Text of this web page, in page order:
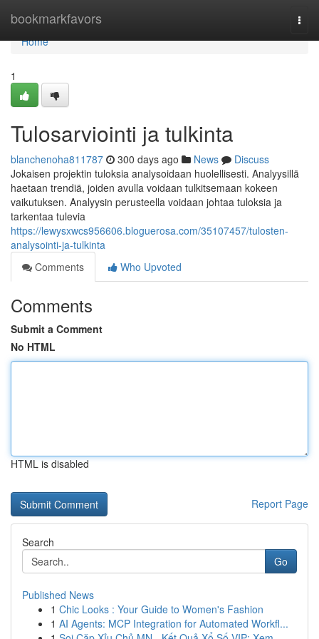
bookmarkfavors
Home
Home
1
Tulosarviointi ja tulkinta
blanchenoha811787 300 days ago News
Discuss
Jokaisen projektin tuloksia analysoidaan huolellisesti. Analyysillä
haetaan trendiä, joiden avulla voidaan tulkitsemaan kokeen
vaikutuksen. Analyysin perusteella voidaan johtaa tuloksia ja
tarkentaa tulevia
https://lewysxwcs956606.bloguerosa.com/35107457/tulosten-
analysointi-ja-tulkinta
Comments
Who Upvoted
Comments
Submit a Comment
No HTML
HTML is disabled
Report Page
Search
Go
Published News
1 Chic Looks : Your Guide to Women's Fashion
1 AI Agents: MCP Integration for Automated Workfl...